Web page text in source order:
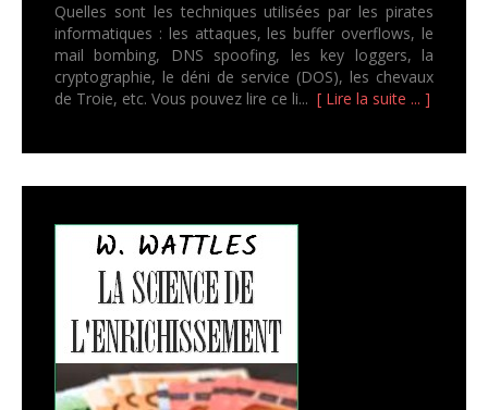
Quelles sont les techniques utilisées par les pirates
informatiques : les attaques, les buffer overflows, le
mail bombing, DNS spoofing, les key loggers, la
cryptographie, le déni de service (DOS), les chevaux
de Troie, etc. Vous pouvez lire ce li... [ Lire la suite ... ]